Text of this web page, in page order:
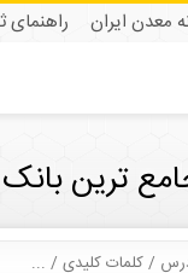
معدن ایران راهنمای
ترین